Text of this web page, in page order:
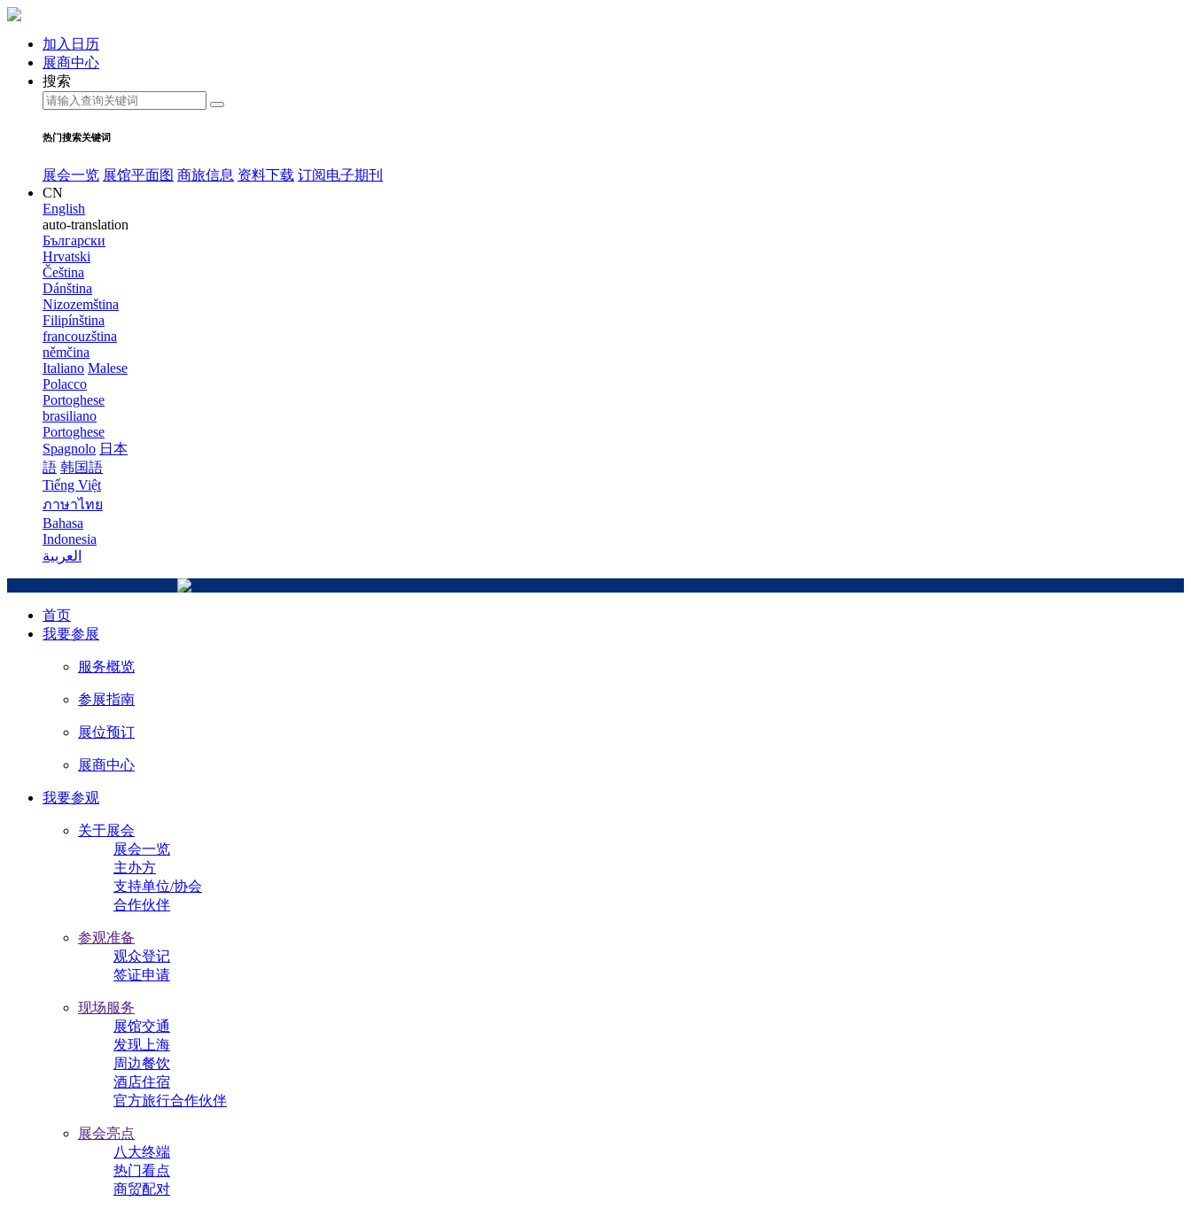
加入日历
展商中心
搜索
热门搜索关键词
展会一览 展馆平面图 商旅信息 资料下载 订阅电子期刊
CN
English
auto-translation
Български
Hrvatski
Čeština
Dánština
Nizozemština
Filipínština
francouzština
němčina
Italiano Malese
Polacco
Portoghese
brasiliano
Portoghese
Spagnolo 日本
語 韩国語
Tiếng Việt
ภาษาไทย
Bahasa
Indonesia
العربية
首页
我要参展
服务概览
参展指南
展位预订
展商中心
我要参观
关于展会
展会一览
主办方
支持单位/协会
合作伙伴
参观准备
观众登记
签证申请
现场服务
展馆交通
发现上海
周边餐饮
酒店住宿
官方旅行合作伙伴
展会亮点
八大终端
热门看点
商贸配对